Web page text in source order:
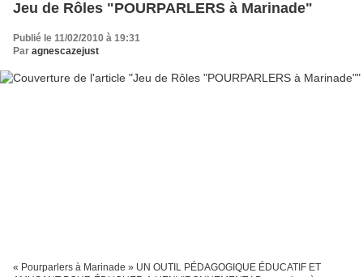
Jeu de Rôles "POURPARLERS à Marinade"
Publié le 11/02/2010 à 19:31
Par agnescazejust
« Pourparlers à Marinade » UN OUTIL PÉDAGOGIQUE ÉDUCATIF ET